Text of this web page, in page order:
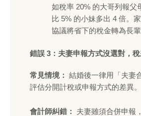
如稅率 20% 的大哥列報父
比 5% 的小妹多出 4 倍。
協議將省下的稅金轉為長
錯誤 3：夫妻申報方式沒選對，稅
常見情境：
結婚後一律用「夫妻
評估分開計稅或申報方式的差異。
會計師糾錯：
夫妻雖須合併申報